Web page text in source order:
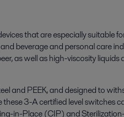
that are especially suitable
beverage and personal care
as well as high-viscosity liquids
and PEEK, and designed to
3-A certified level switches
in-Place (CIP) and